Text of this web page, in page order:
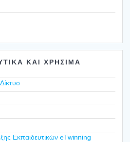
ΚΑΙ ΧΡΗΣΙΜΑ
Εκπαιδευτικών eTwinning